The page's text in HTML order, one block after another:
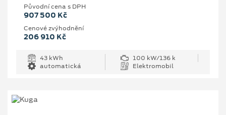
Původní cena s DPH
907 500 Kč
Cenové zvýhodnění
206 910 Kč
43 kWh
100 kW/136 k
automatická
Elektromobil